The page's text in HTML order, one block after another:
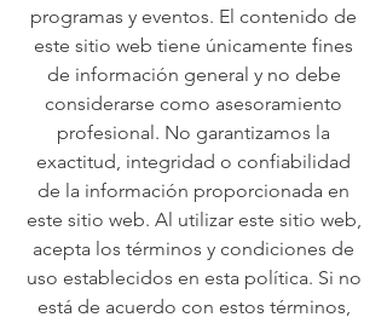
programas y eventos. El contenido de
este sitio web tiene únicamente fines
de información general y no debe
considerarse como asesoramiento
profesional. No garantizamos la
exactitud, integridad o confiabilidad
de la información proporcionada en
este sitio web. Al utilizar este sitio web,
acepta los términos y condiciones de
uso establecidos en esta política. Si no
está de acuerdo con estos términos,